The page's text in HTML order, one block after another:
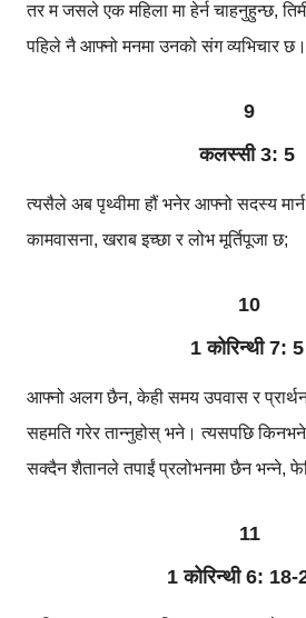
तर म जसले एक महिला मा हेर्न चाहनुहुन्छ,
पहिले नै आफ्नो मनमा उनको संग व्यभिचार छ।
9
कलस्सी 3: 5
त्यसैले अब पृथ्वीमा हौं भनेर आफ्नो सदस्य
कामवासना, खराब इच्छा र लोभ मूर्तिपूजा छ;
10
1 कोरिन्थी 7: 5
आफ्नो अलग छैन, केही समय उपवास र
सहमति गरेर तान्नुहोस् भने। त्यसपछि
सक्दैन शैतानले तपाईं प्रलोभनमा छैन भन्ने,
11
1 कोरिन्थी 6: 18-